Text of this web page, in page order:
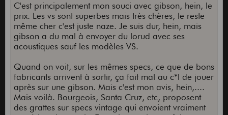
C'est principalement mon souci avec gibson, hein, le
prix. Les vs sont superbes mais très chères, le reste
même cher c'est juste naze. Je suis dur, hein, mais
gibson a du mal à envoyer du lorud avec ses
acoustiques sauf les modèles VS.
Quand on voit, sur les mêmes specs, ce que de bons
fabricants arrivent à sortir, ça fait mal au c*l de jouer
après sur une gibson. Mais c'est mon avis, hein,....
Mais voilà. Bourgeois, Santa Cruz, etc, proposent
des grattes sur specs vintage qui envoient vraiment